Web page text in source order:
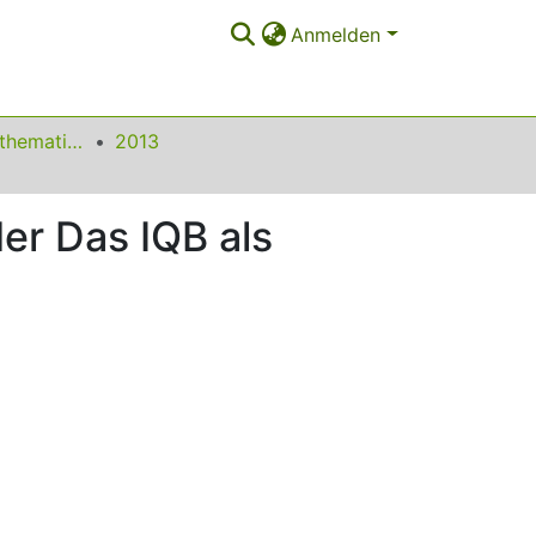
Anmelden
Beiträge zum Mathematikunterricht
2013
Das IQB als